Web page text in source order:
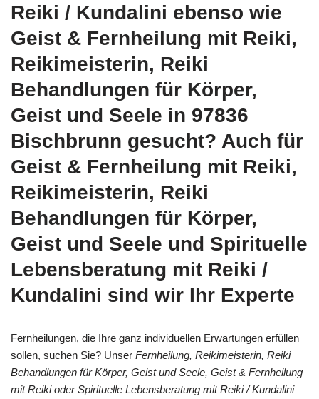
Reiki / Kundalini ebenso wie
Geist & Fernheilung mit Reiki,
Reikimeisterin, Reiki
Behandlungen für Körper,
Geist und Seele in 97836
Bischbrunn gesucht? Auch für
Geist & Fernheilung mit Reiki,
Reikimeisterin, Reiki
Behandlungen für Körper,
Geist und Seele und Spirituelle
Lebensberatung mit Reiki /
Kundalini sind wir Ihr Experte
Fernheilungen, die Ihre ganz individuellen Erwartungen erfüllen
sollen, suchen Sie? Unser Fernheilung, Reikimeisterin, Reiki
Behandlungen für Körper, Geist und Seele, Geist & Fernheilung
mit Reiki oder Spirituelle Lebensberatung mit Reiki / Kundalini